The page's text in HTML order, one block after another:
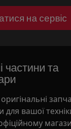
на сервіс
частини та
для вашої